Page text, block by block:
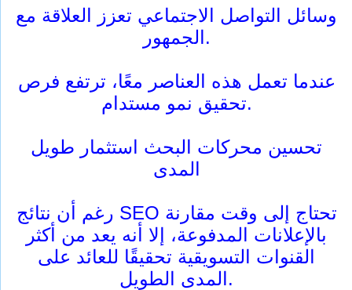
وسائل التواصل الاجتماعي تعزز العلاقة مع
الجمهور.
عندما تعمل هذه العناصر معًا، ترتفع فرص
تحقيق نمو مستدام.
تحسين محركات البحث استثمار طويل
المدى
رغم أن نتائج SEO تحتاج إلى وقت مقارنة
بالإعلانات المدفوعة، إلا أنه يعد من أكثر
القنوات التسويقية تحقيقًا للعائد على
المدى الطويل.